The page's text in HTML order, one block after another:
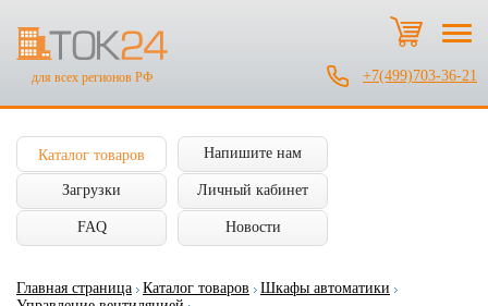
для всех регионов РФ +7(499)703-36-21
Каталог товаров Напишите нам
Загрузки Личный кабинет
FAQ Новости
Главная страница Каталог товаров
Шкафы автоматики